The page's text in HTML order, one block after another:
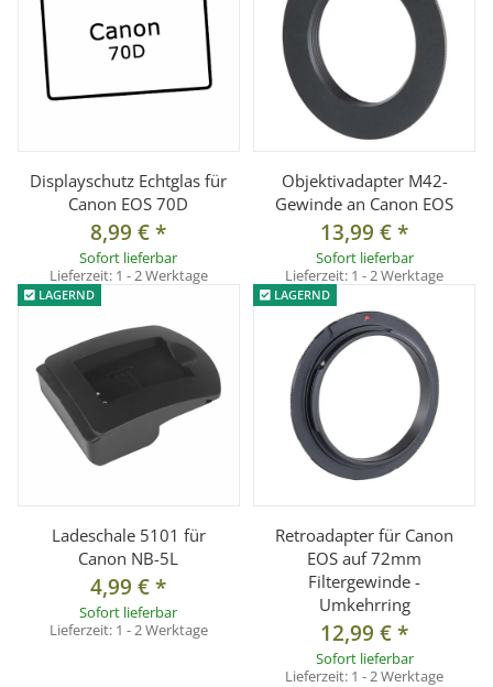
Displayschutz Echtglas für
Canon EOS 70D
8,99 €*
Sofort lieferbar
Lieferzeit: 1 - 2 Werktage
Objektivadapter M42-
Gewinde an Canon EOS
13,99 €*
Sofort lieferbar
Lieferzeit: 1 - 2 Werktage
LAGERND
Ladeschale 5101 für
Canon NB-5L
4,99 €*
Sofort lieferbar
Lieferzeit: 1 - 2 Werktage
LAGERND
Retroadapter für Canon
EOS auf 72mm
Filtergewinde -
Umkehrring
12,99 €*
Sofort lieferbar
Lieferzeit: 1 - 2 Werktage